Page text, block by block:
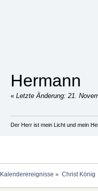
Hermann
« Letzte Änderung: 21.
Der Herr ist mein Licht und mein
Kalenderereignisse » Christ König